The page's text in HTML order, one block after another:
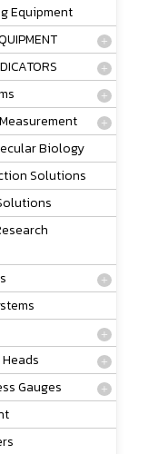
Equipment
Biology
Solutions
Gauges